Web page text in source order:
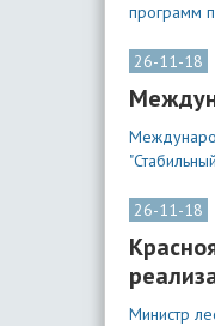
программ
26-11-18
26-11-18
Министр